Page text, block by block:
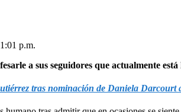
p.m.
a sus seguidores que actualmente
tras nominación de Daniela